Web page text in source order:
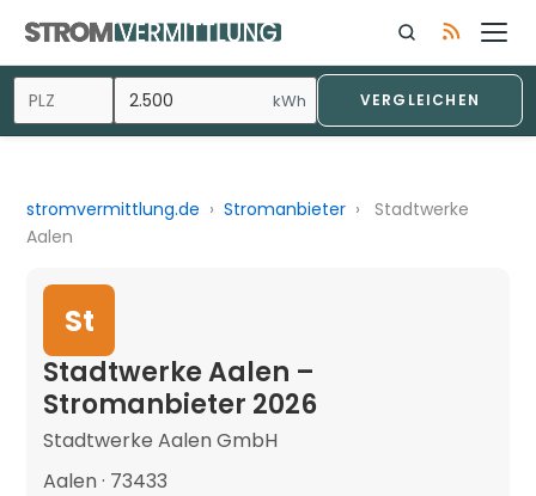
kWh VERGLEICHEN
stromvermittlung.de › Stromanbieter ›
Stadtwerke
Aalen
St
Stadtwerke Aalen –
Stromanbieter 2026
Stadtwerke Aalen GmbH
Aalen · 73433